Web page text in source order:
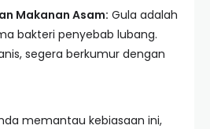
Makanan Asam: Gula adalah
bakteri penyebab lubang.
segera berkumur dengan
memantau kebiasaan ini,